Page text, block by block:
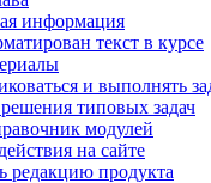
информация
текст в курсе
и выполнять
типовых задач
модулей
на сайте
редакцию продукта